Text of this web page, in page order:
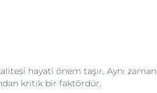
hayati önem taşır. Aynı
kritik bir faktördür.